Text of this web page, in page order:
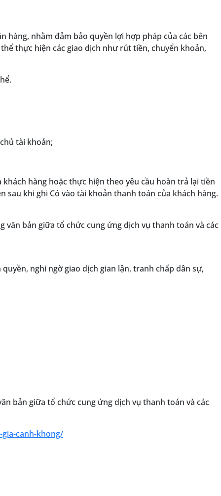
nhằm đảm bảo quyền lợi hợp pháp của các bên
thực hiện các giao dịch như rút tiền, chuyển khoản,
tài khoản;
hàng hoặc thực hiện theo yêu cầu hoàn trả lại tiền
khi ghi Có vào tài khoản thanh toán của khách hàng.
bản giữa tổ chức cung ứng dịch vụ thanh toán và các
nghi ngờ giao dịch gian lận, tranh chấp dân sự,
bản giữa tổ chức cung ứng dịch vụ thanh toán và các
canh-khong/